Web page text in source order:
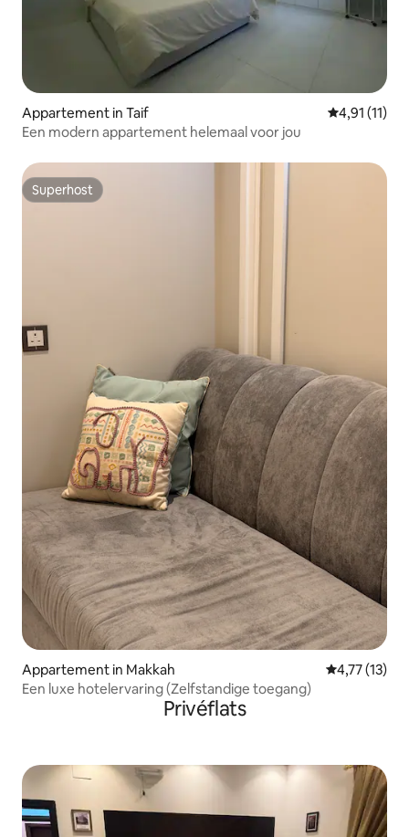
Appartement in Taif Gemiddelde
4,91 (11)
Een modern appartement helemaal voor jou
Superhost
Superhost
Appartement in Makkah Gemiddelde
4,77 (13)
Een luxe hotelervaring (Zelfstandige toegang)
Privéflats